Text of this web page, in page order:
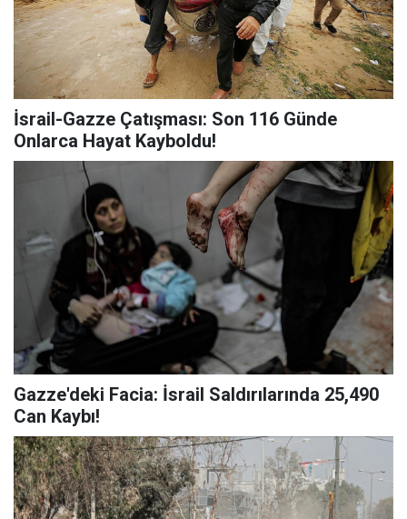
İsrail-Gazze Çatışması: Son 116 Günde
Onlarca Hayat Kayboldu!
Gazze'deki Facia: İsrail Saldırılarında 25,490
Can Kaybı!